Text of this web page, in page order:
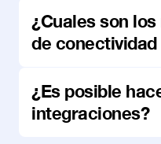
¿Cuales son
de
¿Es posible
integraciones?